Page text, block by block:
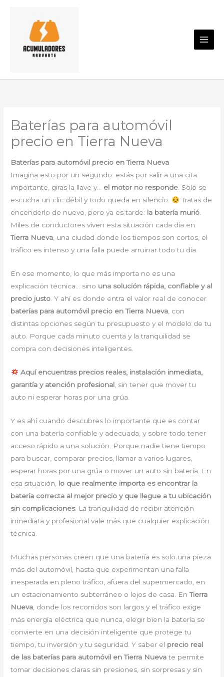
contenido
Baterías para automóvil
precio en Tierra Nueva
Baterías para automóvil precio en Tierra Nueva
Imagina esto por un segundo: estás por salir a una cita
importante, giras la llave y… el motor no responde. Solo se
escucha un clic débil y todo queda en silencio.
Tratas de
encenderlo de nuevo, pero ya es tarde: la batería murió.
Miles de conductores viven esta situación cada día en
Tierra Nueva, una ciudad donde los tiempos son cortos, el
tráfico es intenso y una falla puede arruinar todo tu día.
En ese momento, lo que más importa no es una
explicación técnica… sino una solución rápida, confiable y al
precio justo . Y ahí es donde entra el valor real de conocer
baterías para automóvil precio en Tierra Nueva , con
distintas opciones según tu presupuesto y el modelo de tu
auto. Porque cada minuto cuenta y la tranquilidad se
compra con decisiones inteligentes.
Aquí encuentras precios reales, instalación inmediata,
garantía y atención profesional , sin tener que mover tu
auto ni esperar horas por una grúa.
Y es ahí cuando descubres lo importante que es contar
con una batería confiable y adecuada, y sobre todo tener
acceso rápido a una solución. Porque nadie tiene tiempo
para buscar, comparar precios, llamar a varios lugares,
esperar horas por una grúa o mover un auto sin batería. En
esa situación, lo que realmente importa es encontrar la
batería correcta al mejor precio y que llegue a tu ubicación
sin complicaciones. La tranquilidad de recibir atención
inmediata y profesional vale más que cualquier explicación
técnica.
Muchas personas creen que una batería es solo una pieza
más del automóvil, hasta que experimentan una falla
inesperada en pleno tráfico, afuera del supermercado, en
un estacionamiento subterráneo o lejos de casa. EnTierra
Nueva , donde los recorridos son largos y el tráfico exige
más energía eléctrica que nunca, elegir bien la batería se
convierte en una decisión inteligente que protege tu
tiempo, tu inversión y tu seguridad. Y saber el precio real
de las baterías para automóvil en Tierra Nuevate permite
tomar decisiones claras sin presiones, sin sorpresas y sin